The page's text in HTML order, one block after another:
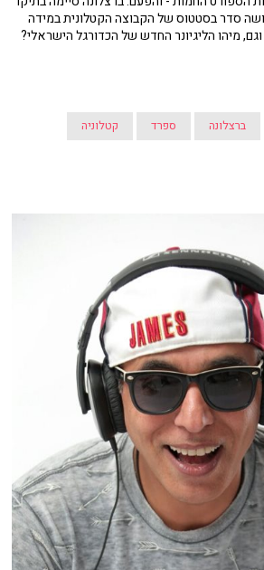
סדר בסטטוס של הקבוצה הקטלונית במידה
מיהו הליגיונר החדש של הכדורגל הישראלי?
ברצלונה ספרד
קטלוניה